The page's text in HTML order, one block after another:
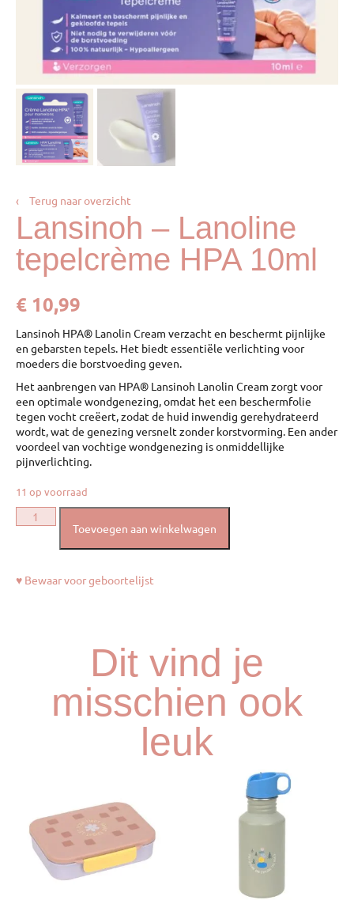
‹ Terug naar overzicht
Lansinoh – Lanoline
tepelcrème HPA 10ml
€ 10,99
Lansinoh HPA® Lanolin Cream verzacht en beschermt pijnlijke
en gebarsten tepels. Het biedt essentiële verlichting voor
moeders die borstvoeding geven.
Het aanbrengen van HPA® Lansinoh Lanolin Cream zorgt voor
een optimale wondgenezing, omdat het een beschermfolie
tegen vocht creëert, zodat de huid inwendig gerehydrateerd
wordt, wat de genezing versnelt zonder korstvorming. Een ander
voordeel van vochtige wondgenezing is onmiddellijke
pijnverlichting.
11 op voorraad
Toevoegen aan winkelwagen
♥ Bewaar voor geboortelijst
Dit vind je
misschien ook
leuk